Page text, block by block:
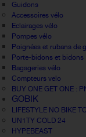
Guidons
Accessoires vélo
Eclairages vélo
Pompes vélo
Poignées et rubans de
Porte-bidons et bidons
Bagageries vélo
Compteurs velo
BUY ONE GET ONE :
GOBIK
LIFESTYLE NO BIKE
UN1TY COLD 24
HYPEBEAST